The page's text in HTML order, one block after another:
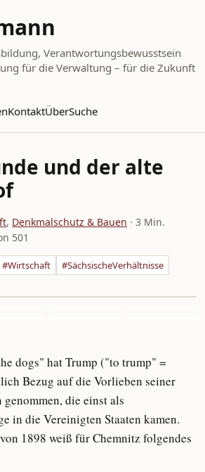
Verantwortungsbewusstsein
für die Verwaltung – für die Zukunft
KontaktÜberSuche
und der alte
, Denkmalschutz & Bauen · 3 Min.
501
#Wirtschaft #SächsischeVerhältnisse
dogs" hat Trump ("to trump" =
Bezug auf die Vorlieben seiner
die einst als
in die Vereinigten Staaten kamen.
1898 weiß für Chemnitz folgendes